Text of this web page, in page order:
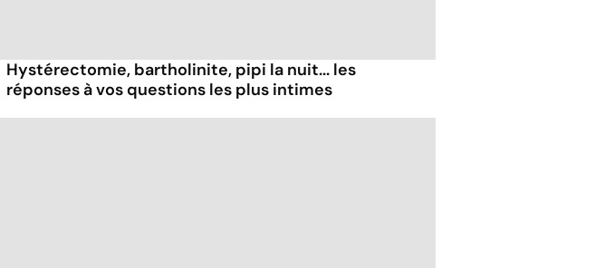
Hystérectomie, bartholinite, pipi la nuit... les
réponses à vos questions les plus intimes